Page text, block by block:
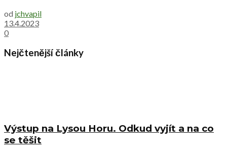
od jchvapil
13.4.2023
0
Nejčtenější články
Výstup na Lysou Horu. Odkud vyjít a na co
se těšit